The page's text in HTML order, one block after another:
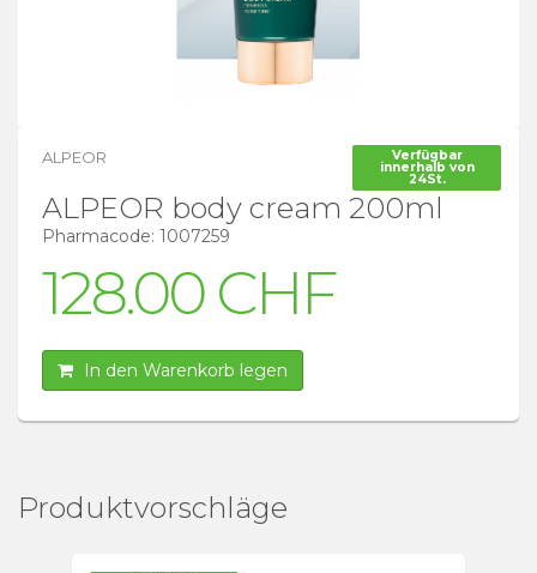
ALPEOR
ALPEOR body cream 200ml
Pharmacode: 1007259
128.00 CHF
Verfügbar
innerhalb von
24St.
In den Warenkorb legen
Produktvorschläge